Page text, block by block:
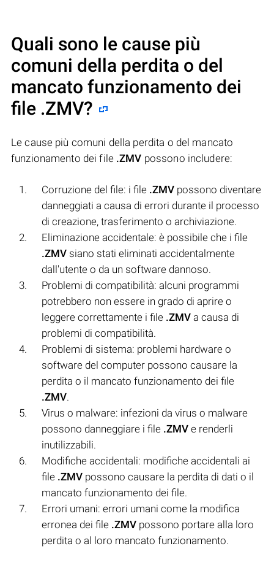
Quali sono le cause più
comuni della perdita o del
mancato funzionamento dei
file .ZMV?
Le cause più comuni della perdita o del mancato
funzionamento dei file .ZMV possono includere:
Corruzione del file: i file .ZMV possono diventare
danneggiati a causa di errori durante il processo
di creazione, trasferimento o archiviazione.
Eliminazione accidentale: è possibile che i file
.ZMV siano stati eliminati accidentalmente
dall'utente o da un software dannoso.
Problemi di compatibilità: alcuni programmi
potrebbero non essere in grado di aprire o
leggere correttamente i file .ZMV a causa di
problemi di compatibilità.
Problemi di sistema: problemi hardware o
software del computer possono causare la
perdita o il mancato funzionamento dei file
.ZMV.
Virus o malware: infezioni da virus o malware
possono danneggiare i file .ZMV e renderli
inutilizzabili.
Modifiche accidentali: modifiche accidentali ai
file .ZMV possono causare la perdita di dati o il
mancato funzionamento dei file.
Errori umani: errori umani come la modifica
erronea dei file .ZMV possono portare alla loro
perdita o al loro mancato funzionamento.